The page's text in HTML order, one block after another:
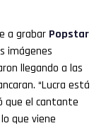
a grabar Popstar
imágenes
llegando a las
“Lucra está
que el cantante
que viene